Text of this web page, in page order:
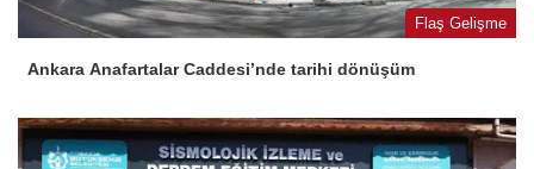
Flaş Gelişme
Ankara Anafartalar Caddesi’nde tarihi dönüşüm